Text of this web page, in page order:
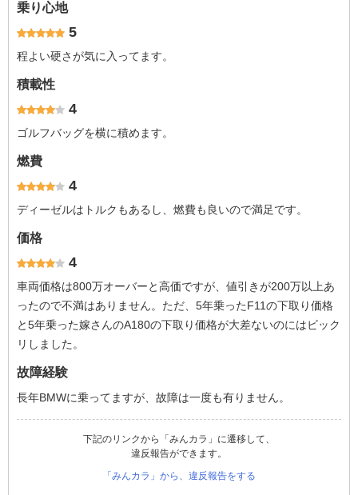
乗り心地
5
程よい硬さが気に入ってます。
積載性
4
ゴルフバッグを横に積めます。
燃費
4
ディーゼルはトルクもあるし、燃費も良いので満足です。
価格
4
車両価格は800万オーバーと高価ですが、値引きが200万以上あ
ったので不満はありません。ただ、5年乗ったF11の下取り価格
と5年乗った嫁さんのA180の下取り価格が大差ないのにはビック
リしました。
故障経験
長年BMWに乗ってますが、故障は一度も有りません。
下記のリンクから「みんカラ」に遷移して、
違反報告ができます。
「みんカラ」から、違反報告をする